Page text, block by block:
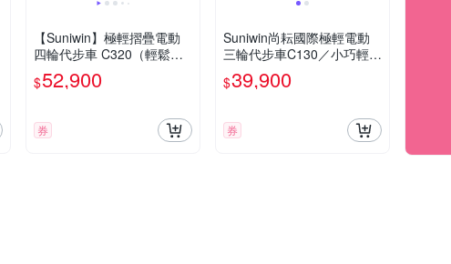
【Suniwin】極輕摺疊電動
四輪代步車 C320（輕鬆摺
疊/ 出國首選/ 老人長輩/ 室
內戶外出遊）
$52,900
券
Suniwin尚耘國際極輕電動
三輪代步車C130／小巧輕便
／室內戶外出遊
$39,900
券